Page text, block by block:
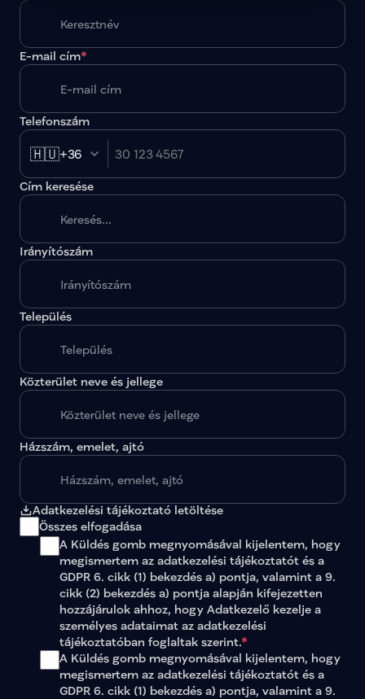
E-mail cím*
Telefonszám
🇭🇺+36
Cím keresése
Irányítószám
Település
Közterület neve és jellege
Házszám, emelet, ajtó
Adatkezelési tájékoztató letöltése
Összes elfogadása
A Küldés gomb megnyomásával kijelentem, hogy
megismertem az adatkezelési tájékoztatót és a
GDPR 6. cikk (1) bekezdés a) pontja, valamint a 9.
cikk (2) bekezdés a) pontja alapján kifejezetten
hozzájárulok ahhoz, hogy Adatkezelő kezelje a
személyes adataimat az adatkezelési
tájékoztatóban foglaltak szerint.*
A Küldés gomb megnyomásával kijelentem, hogy
megismertem az adatkezelési tájékoztatót és a
GDPR 6. cikk (1) bekezdés a) pontja, valamint a 9.